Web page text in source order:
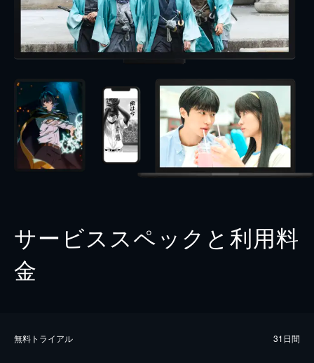
サービススペックと利用料
金
無料トライアル 31日間